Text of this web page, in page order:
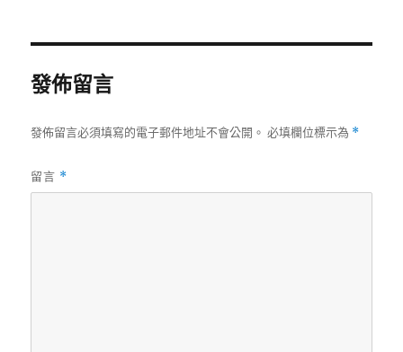
發佈留言
發佈留言必須填寫的電子郵件地址不會公開。 必填欄位標示為 *
留言 *